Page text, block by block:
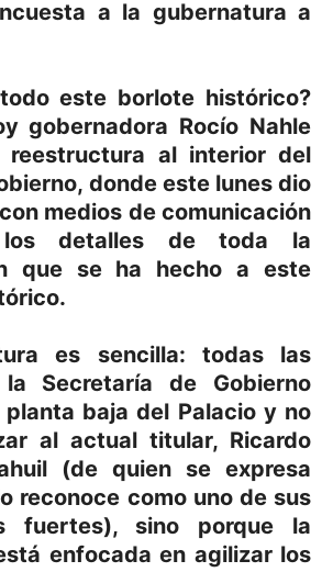
a la gubernatura a
este borlote histórico?
gobernadora Rocío Nahle
reestructura al interior del
donde este lunes dio
medios de comunicación
los detalles de toda la
que se ha hecho a este
es sencilla: todas las
Secretaría de Gobierno
baja del Palacio y no
al actual titular, Ricardo
(de quien se expresa
reconoce como uno de sus
fuertes), sino porque la
enfocada en agilizar los